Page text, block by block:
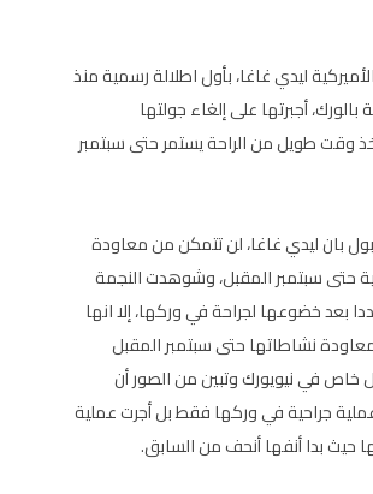
ليدي غاغا، بأول اطلالة رسمية منذ
أجبرتها على إلغاء جولتها
وقت طويل من الراحة يستمر حتى سبتمبر
بان ليدي غاغا، لن تتمكن من معاودة
حتى سبتمبر المقبل، وشوهدت النجمة
بعد خضوعها لجراحة في وركها، إلا انها
نشاطاتها حتى سبتمبر المقبل
في نيويورك وتبين من الصور أن
جراحية في وركها فقط بل أجرت عملية
حيث بدا أنفها أنحف من السابق.